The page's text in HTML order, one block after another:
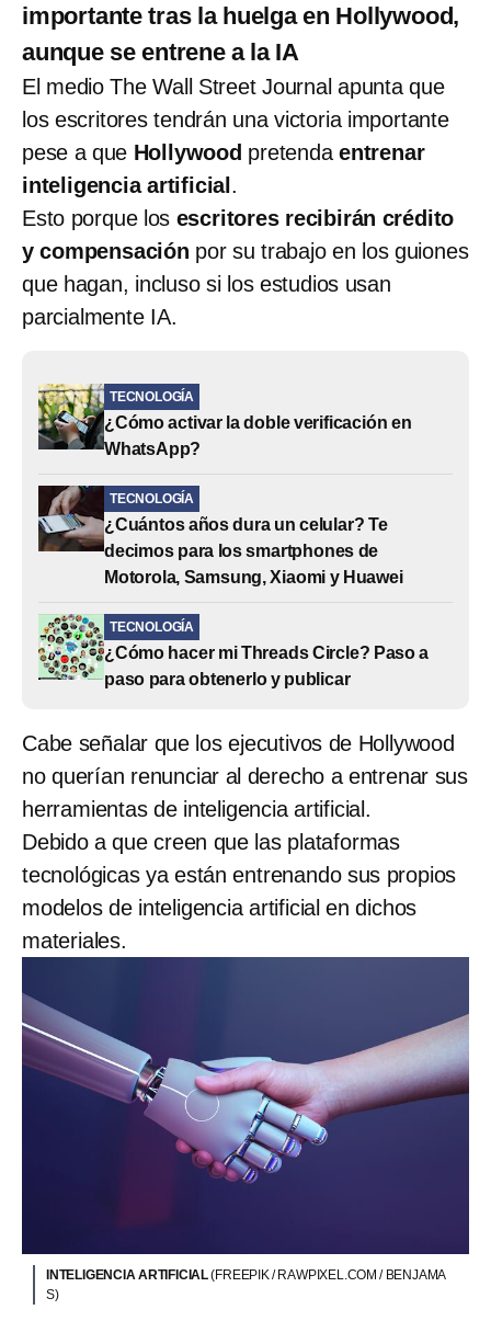
importante tras la huelga en Hollywood,
aunque se entrene a la IA
El medio The Wall Street Journal apunta que
los escritores tendrán una victoria importante
pese a que Hollywood pretendaentrenar
inteligencia artificial.
Esto porque los escritores recibirán crédito
y compensación por su trabajo en los guiones
que hagan, incluso si los estudios usan
parcialmente IA.
TECNOLOGÍA
¿Cómo activar la doble verificación en
WhatsApp?
TECNOLOGÍA
¿Cuántos años dura un celular? Te
decimos para los smartphones de
Motorola, Samsung, Xiaomi y Huawei
TECNOLOGÍA
¿Cómo hacer mi Threads Circle? Paso a
paso para obtenerlo y publicar
Cabe señalar que los ejecutivos de Hollywood
no querían renunciar al derecho a entrenar sus
herramientas de inteligencia artificial.
Debido a que creen que las plataformas
tecnológicas ya están entrenando sus propios
modelos de inteligencia artificial en dichos
materiales.
INTELIGENCIA ARTIFICIAL(FREEPIK / RAWPIXEL.COM / BENJAMA
S)